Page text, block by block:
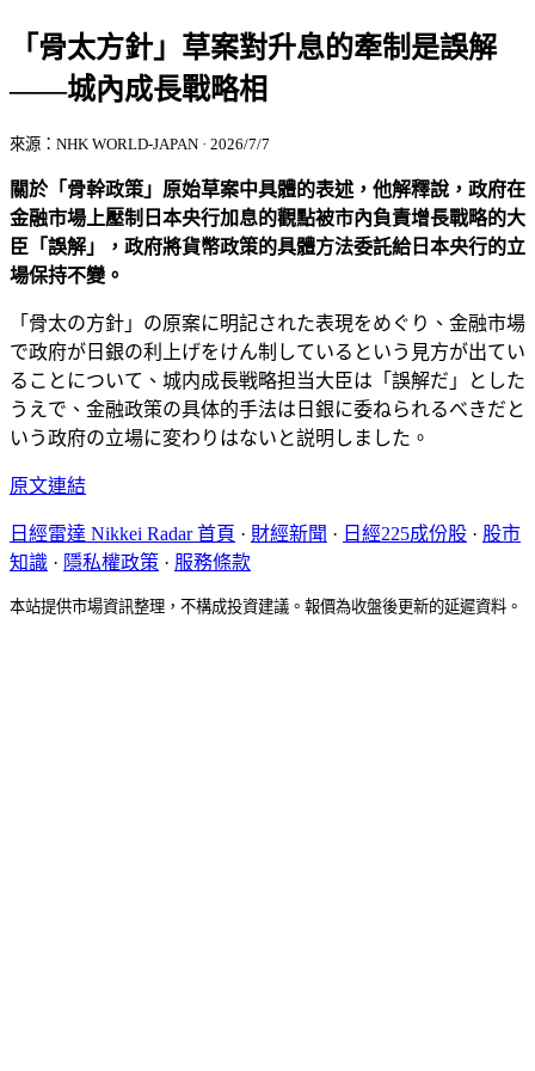
「骨太方針」草案對升息的牽制是誤解
——城內成長戰略相
來源：NHK WORLD-JAPAN · 2026/7/7
關於「骨幹政策」原始草案中具體的表述，他解釋說，政府在
金融市場上壓制日本央行加息的觀點被市內負責增長戰略的大
臣「誤解」，政府將貨幣政策的具體方法委託給日本央行的立
場保持不變。
「骨太の方針」の原案に明記された表現をめぐり、金融市場
で政府が日銀の利上げをけん制しているという見方が出てい
ることについて、城内成長戦略担当大臣は「誤解だ」とした
うえで、金融政策の具体的手法は日銀に委ねられるべきだと
いう政府の立場に変わりはないと説明しました。
原文連結
日經雷達 Nikkei Radar 首頁 · 財經新聞 · 日經225成份股 · 股市
知識 · 隱私權政策 · 服務條款
本站提供市場資訊整理，不構成投資建議。報價為收盤後更新的延遲資料。